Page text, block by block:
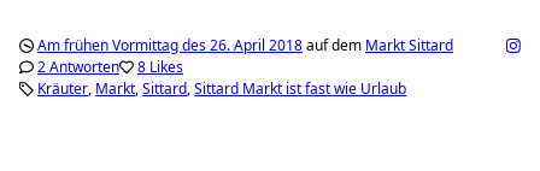
Am frühen Vormittag des 26. April 2018auf dem Markt Sittard
2 Antworten
8 Likes
Kräuter Markt Sittard Sittard Markt ist fast wie Urlaub